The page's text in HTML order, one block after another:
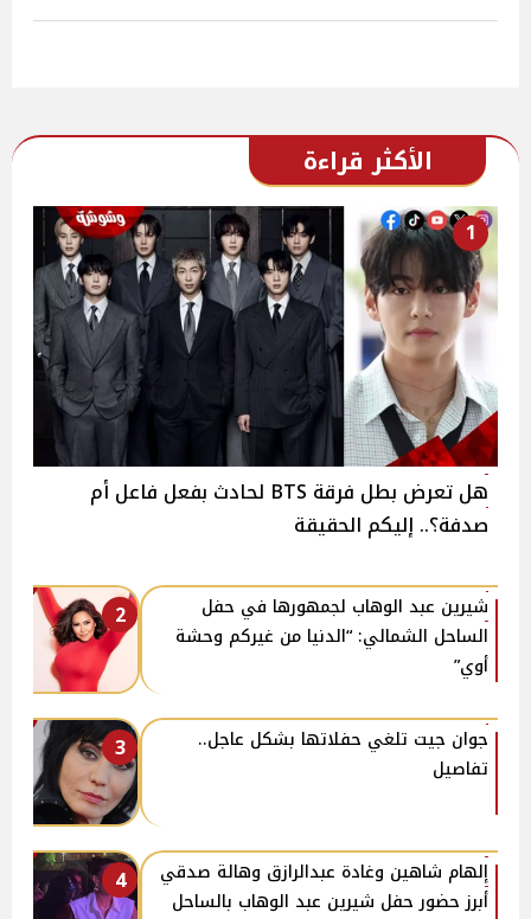
الأكثر قراءة
1
هل تعرض بطل فرقة BTS لحادث بفعل فاعل أم
صدفة؟.. إليكم الحقيقة
2
شيرين عبد الوهاب لجمهورها في حفل
الساحل الشمالي: “الدنيا من غيركم وحشة
أوي”
3
جوان جيت تلغي حفلاتها بشكل عاجل..
تفاصيل
4
إلهام شاهين وغادة عبدالرازق وهالة صدقي
أبرز حضور حفل شيرين عبد الوهاب بالساحل